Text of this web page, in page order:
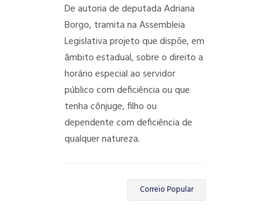
De autoria de deputada Adriana
Borgo, tramita na Assembleia
Legislativa projeto que dispõe, em
âmbito estadual, sobre o direito a
horário especial ao servidor
público com deficiência ou que
tenha cônjuge, filho ou
dependente com deficiência de
qualquer natureza.
Correio Popular